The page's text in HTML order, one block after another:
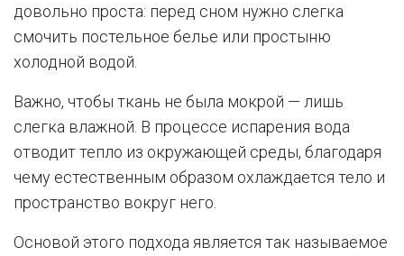
довольно проста: перед сном нужно слегка
смочить постельное белье или простыню
холодной водой.
Важно, чтобы ткань не была мокрой — лишь
слегка влажной. В процессе испарения вода
отводит тепло из окружающей среды, благодаря
чему естественным образом охлаждается тело и
пространство вокруг него.
Основой этого подхода является так называемое